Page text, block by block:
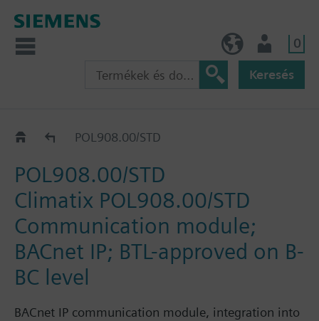
0
Keresés
KatalógusPOL908.00/STD
POL908.00/STD
Climatix POL908.00/STD
Communication module;
BACnet IP; BTL-approved on B-
BC level
BACnet IP communication module, integration into